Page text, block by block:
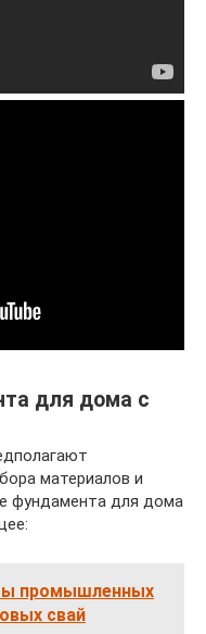
для дома с
материалов и
фундамента для дома
промышленных
свай